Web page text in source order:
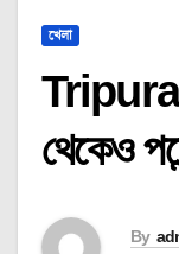
খেলা
Tripura
থেকেও
By